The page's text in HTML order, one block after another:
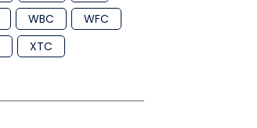
WBC
WFC
XTC